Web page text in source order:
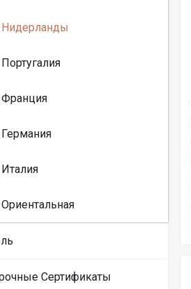
Нидерланды
Португалия
Франция
Германия
Италия
Ориентальная
Сертификаты